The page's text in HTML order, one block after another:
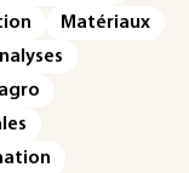
Matériaux